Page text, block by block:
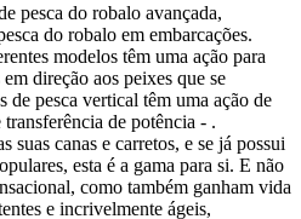
pesca do robalo avançada,
do robalo em embarcações.
modelos têm uma ação para
direção aos peixes que se
de pesca vertical têm uma ação de
de potência - .
suas canas e carretos, e se já possui
esta é a gama para si. E não
como também ganham vida
e incrivelmente ágeis,